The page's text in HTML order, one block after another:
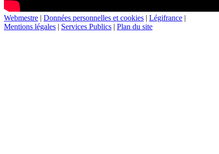
Webmestre | Données personnelles et cookies | Légifrance |
Mentions légales | Services Publics | Plan du site